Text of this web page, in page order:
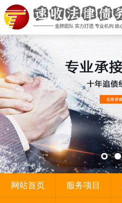
网站首页 服务项目